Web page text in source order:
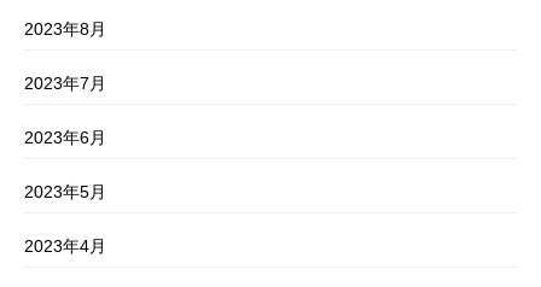
2023年8月
2023年7月
2023年6月
2023年5月
2023年4月